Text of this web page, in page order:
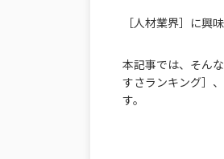
［人材業界］に興
本記事では、そん
すさランキング］
す。